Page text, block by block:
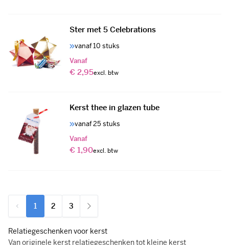
Ster met 5 Celebrations
vanaf 10 stuks
Vanaf
€ 2,95
Kerst thee in glazen tube
vanaf 25 stuks
Vanaf
€ 1,90
U lees momenteel pagina
1
Pagina
2
Pagina
3
Relatiegeschenken voor kerst
Van originele kerst relatiegeschenken tot kleine kerst